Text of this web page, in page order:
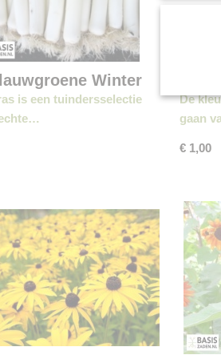
Winter
is een tuindersselectie
De
gaan
€ 1,00